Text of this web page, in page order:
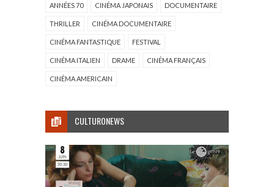
ANNÉES 70 CINÉMA JAPONAIS DOCUMENTAIRE
THRILLER CINÉMA DOCUMENTAIRE
CINÉMA FANTASTIQUE FESTIVAL
CINÉMA ITALIEN DRAME CINÉMA FRANÇAIS
CINÉMA AMERICAIN
CULTURONEWS